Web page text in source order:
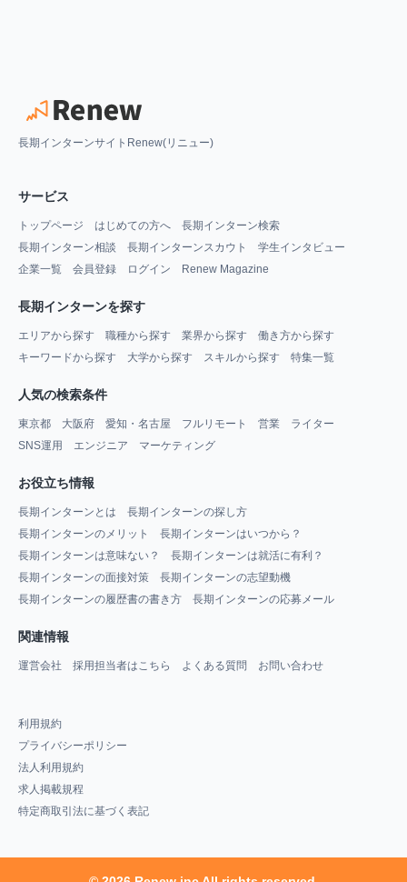
長期インターンサイトRenew(リニュー)
サービス
トップページ はじめての方へ
長期インターン検索
長期インターン相談
長期インターンスカウト
学生インタビュー
企業一覧
会員登録 ログイン Renew Magazine
長期インターンを探す
エリアから探す 職種から探す 業界から探す
働き方から探す
キーワードから探す
大学から探す スキルから探す 特集一覧
人気の検索条件
東京都 大阪府 愛知・名古屋 フルリモート 営業
ライター
SNS運用
エンジニア マーケティング
お役立ち情報
長期インターンとは
長期インターンの探し方
長期インターンのメリット
長期インターンはいつから？
長期インターンは意味ない？
長期インターンは就活に有利？
長期インターンの面接対策
長期インターンの志望動機
長期インターンの履歴書の書き方
長期インターンの応募メール
関連情報
運営会社 採用担当者はこちら よくある質問 お問い合わせ
利用規約
プライバシーポリシー
法人利用規約
求人掲載規程
特定商取引法に基づく表記